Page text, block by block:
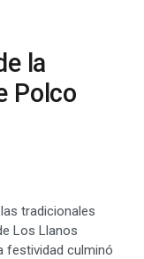
la
Polco
tradicionales
Los Llanos
festividad culminó